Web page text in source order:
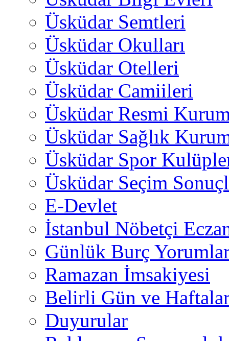
Üsküdar Semtleri
Üsküdar Okulları
Üsküdar Otelleri
Üsküdar Camiileri
Üsküdar Resmi
Üsküdar Sağlık
Üsküdar Spor
Üsküdar Seçim
E-Devlet
İstanbul Nöbetçi
Günlük Burç
Ramazan İmsakiyesi
Belirli Gün ve
Duyurular